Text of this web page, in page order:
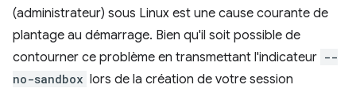
(administrateur) sous Linux est une cause courante de
plantage au démarrage. Bien qu'il soit possible de
contourner ce problème en transmettant l'indicateur --
no-sandbox lors de la création de votre session